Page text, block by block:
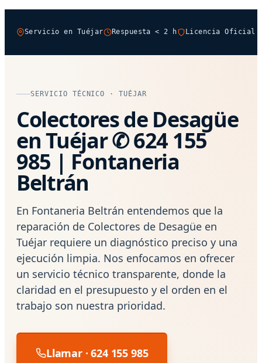
Servicio en Tuéjar Respuesta < 2 h Licencia Oficial
SERVICIO TÉCNICO · TUÉJAR
Colectores de Desagüe
en Tuéjar ✆ 624 155
985 | Fontaneria
Beltrán
En Fontaneria Beltrán entendemos que la
reparación de Colectores de Desagüe en
Tuéjar requiere un diagnóstico preciso y una
ejecución limpia. Nos enfocamos en ofrecer
un servicio técnico transparente, donde la
claridad en el presupuesto y el orden en el
trabajo son nuestra prioridad.
Llamar · 624 155 985